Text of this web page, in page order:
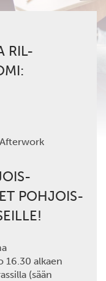
RIL-
POHJOIS-
16.30 alkaen
(sään